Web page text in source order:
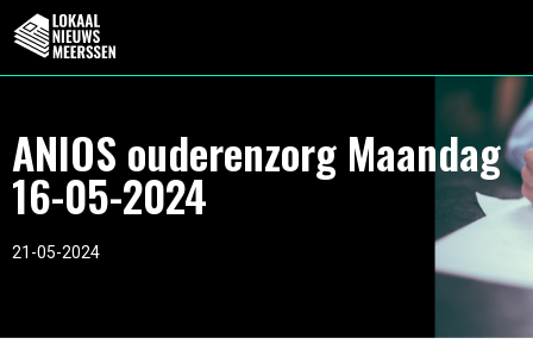
ANIOS ouderenzorg Maandag
16-05-2024
21-05-2024